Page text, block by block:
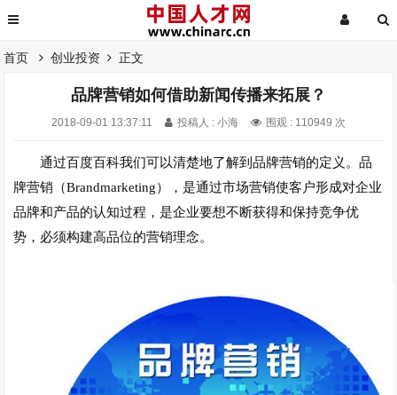
首页 创业投资 正文
品牌营销如何借助新闻传播来拓展？
2018-09-01 13:37:11 投稿人 : 小海 围观 : 110949 次
通过百度百科我们可以清楚地了解到品牌营销的定义。品
牌营销（Brandmarketing），是通过市场营销使客户形成对企业
品牌和产品的认知过程，是企业要想不断获得和保持竞争优
势，必须构建高品位的营销理念。